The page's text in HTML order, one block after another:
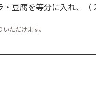
豆腐を等分に入れ、（
ただけます。